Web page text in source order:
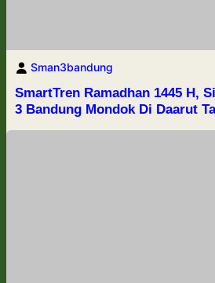
Sman3bandung
SmartTren Ramadhan 1445 H,
3 Bandung Mondok Di Daarut